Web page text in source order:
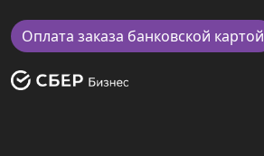
Оплата заказа банковской картой